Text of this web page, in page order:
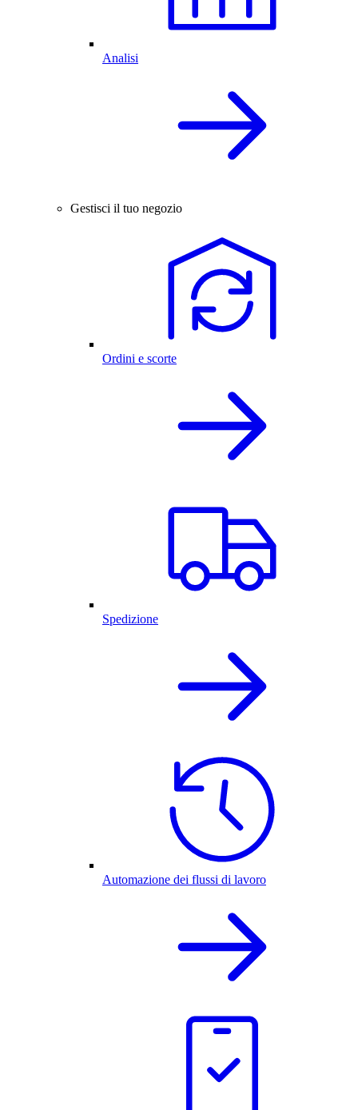
Analisi
Gestisci il tuo negozio
Ordini e scorte
Spedizione
Automazione dei flussi di lavoro